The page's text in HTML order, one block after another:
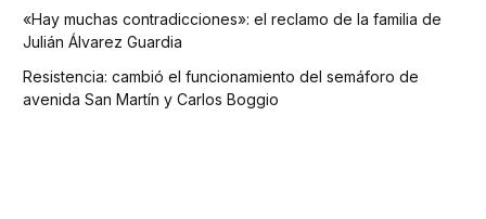
«Hay muchas contradicciones»: el reclamo de la familia de
Julián Álvarez Guardia
Resistencia: cambió el funcionamiento del semáforo de
avenida San Martín y Carlos Boggio